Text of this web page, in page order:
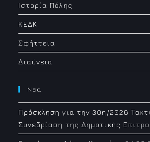
Ιστορία Πόλης
ΚΕΔΚ
Σφήττεια
Διαύγεια
Νεα
Πρόσκληση για την 30η/2026
Συνεδρίαση της Δημοτικής